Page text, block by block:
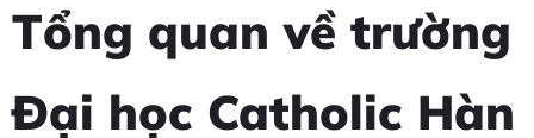
Tổng quan về trường
Đại học Catholic Hàn